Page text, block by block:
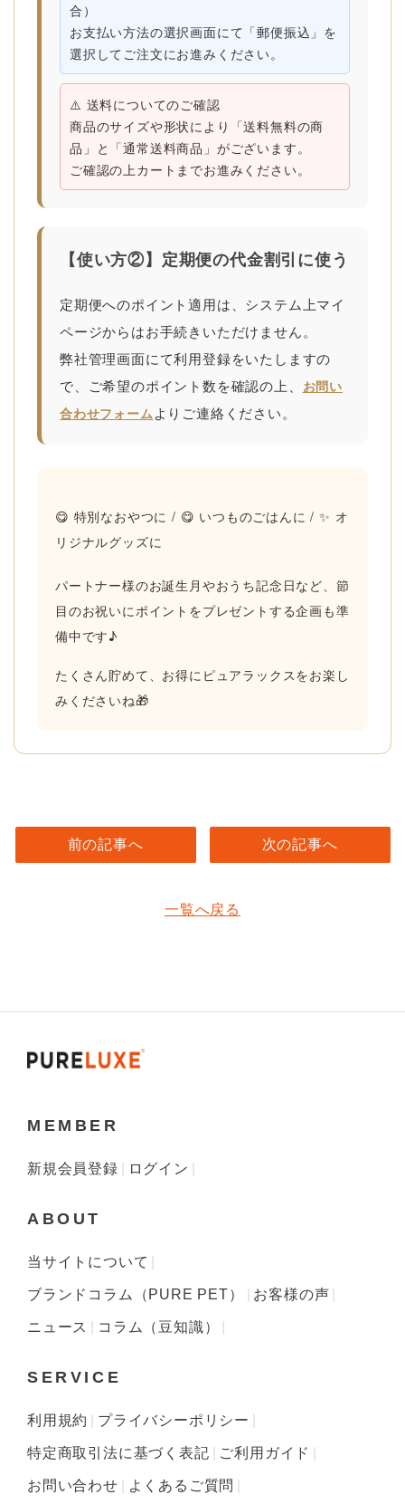
合）
お支払い方法の選択画面にて 「郵便振込」 を
選択してご注文にお進みください。
⚠️ 送料についてのご確認
商品のサイズや形状により「送料無料の商
品」と「通常送料商品」がございます。
ご確認の上カートまでお進みください。
【使い方②】定期便の代金割引に使う
定期便へのポイント適用は、システム上マイ
ページからはお手続きいただけません。
弊社管理画面にて利用登録をいたしますの
で、ご希望のポイント数を確認の上、 お問い
合わせフォームよりご連絡ください。
😋 特別なおやつに / 😋 いつものごはんに / ✨ オ
リジナルグッズに
パートナー様のお誕生月やおうち記念日など、節
目のお祝いにポイントをプレゼントする企画も準
備中です♪
たくさん貯めて、お得にピュアラックスをお楽し
みくださいね🎁
前の記事へ
一覧へ戻る
次の記事へ
MEMBER
新規会員登録 ログイン
ABOUT
当サイトについて
ブランドコラム（PURE PET） お客様の声
ニュース コラム（豆知識）
SERVICE
利用規約 プライバシーポリシー
特定商取引法に基づく表記 ご利用ガイド
お問い合わせ よくあるご質問